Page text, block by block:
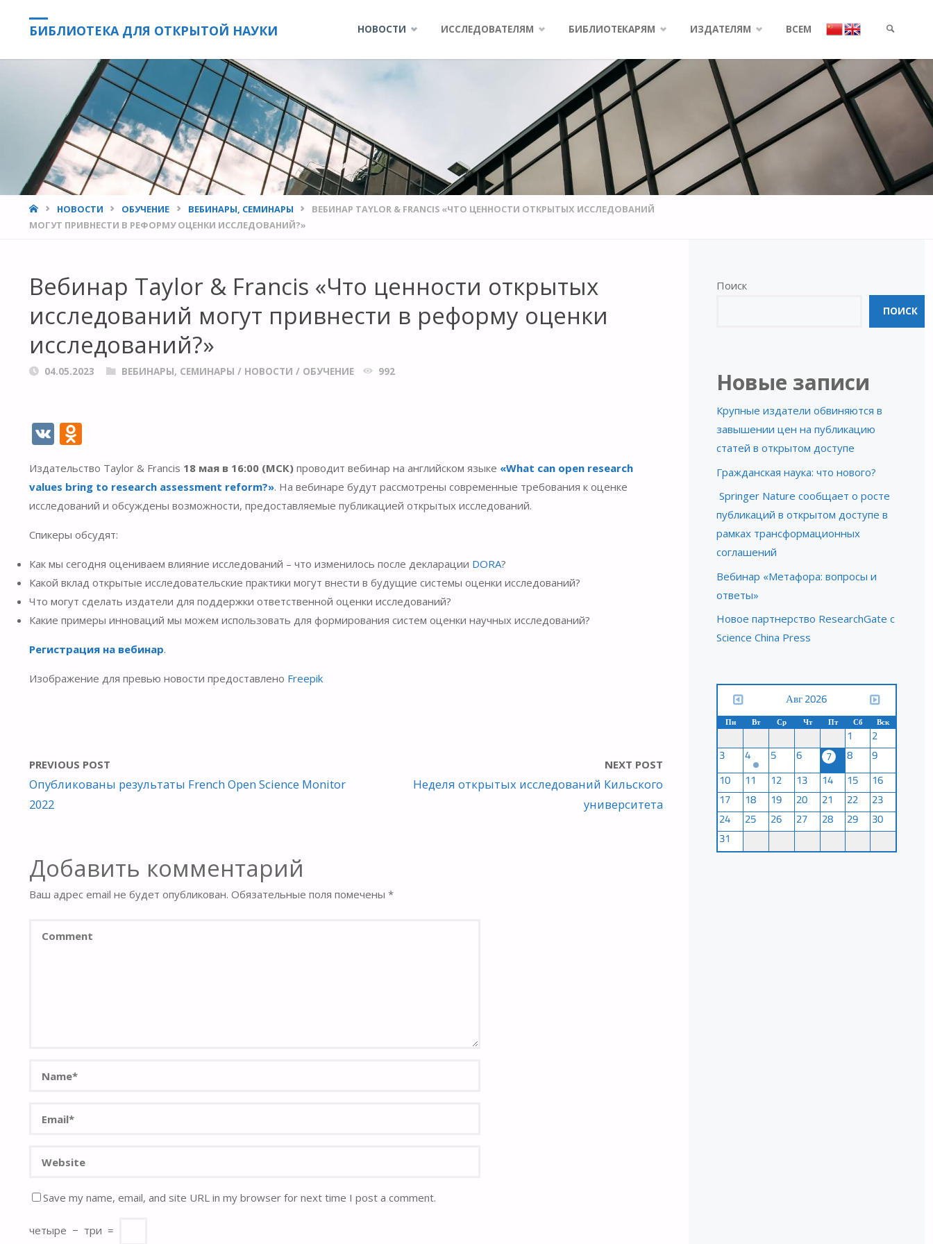
БИБЛИОТЕКА ДЛЯ ОТКРЫТОЙ НАУКИ НОВОСТИ ИССЛЕДОВАТЕЛЯМ БИБЛИОТЕКАРЯМ ИЗДАТЕЛЯМ ВСЕМ
SEARCH
HOMEНОВОСТИ ОБУЧЕНИЕ ВЕБИНАРЫ, СЕМИНАРЫ
ВЕБИНАР TAYLOR & FRANCIS «ЧТО ЦЕННОСТИ ОТКРЫТЫХ ИССЛЕДОВАНИЙ
МОГУТ ПРИВНЕСТИ В РЕФОРМУ ОЦЕНКИ ИССЛЕДОВАНИЙ?»
Вебинар Taylor & Francis «Что ценности открытых
исследований могут привнести в реформу оценки
исследований?»
04.05.2023 ВЕБИНАРЫ, СЕМИНАРЫ / НОВОСТИ / ОБУЧЕНИЕ 992
V
n
o
as
s
ni
ki
Издательство Taylor & Francis 18 мая в 16:00 (МСК) проводит вебинар на английском языке «What can open research
values bring to research assessment reform?». На вебинаре будут рассмотрены современные требования к оценке
исследований и обсуждены возможности, предоставляемые публикацией открытых исследований.
Спикеры обсудят:
Как мы сегодня оцениваем влияние исследований – что изменилось после декларации DORA?
Какой вклад открытые исследовательские практики могут внести в будущие системы оценки исследований?
Что могут сделать издатели для поддержки ответственной оценки исследований?
Какие примеры инноваций мы можем использовать для формирования систем оценки научных исследований?
Регистрация на вебинар.
Изображение для превью новости предоставлено Freepik
PREVIOUS POST
Опубликованы результаты French Open Science Monitor
2022
NEXT POST
Неделя открытых исследований Кильского
университета
Добавить комментарий
Ваш адрес email не будет опубликован. Обязательные поля помечены *
Save my name, email, and site URL in my browser for next time I post a comment.
четыре − три =
Поиск
ПОИСК
Новые записи
Крупные издатели обвиняются в
завышении цен на публикацию
статей в открытом доступе
Гражданская наука: что нового?
Springer Nature сообщает о росте
публикаций в открытом доступе в
рамках трансформационных
соглашений
Вебинар «Метафора: вопросы и
ответы»
Новое партнерство ResearchGate с
Science China Press
Авг 2026
Пн Вт Ср Чт Пт Сб Вск
1
2
3
4 5 6 7 8
9
10
11 12 13 14 15
16
17
18 19 20 21 22
23
24
25 26 27 28 29
30
31